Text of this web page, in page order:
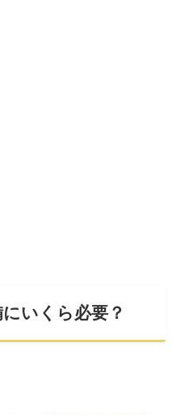
いくら必要？